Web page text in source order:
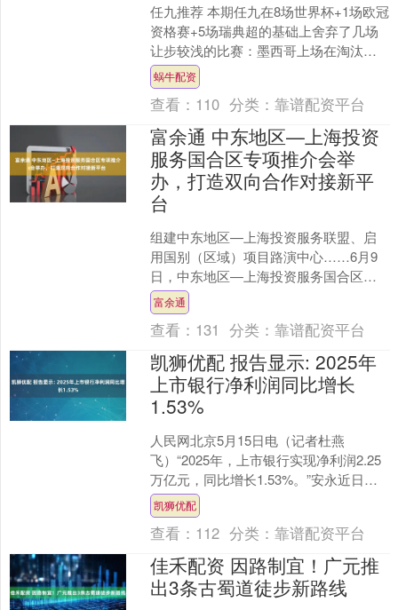
任九推荐 本期任九在8场世界杯+1场欧冠
资格赛+5场瑞典超的基础上舍弃了几场
让步较浅的比赛：墨西哥上场在淘汰赛
中2-0完胜厄瓜多尔，世界杯取得一波4连
胜，发挥很....
蜗牛配资
查看： 110 分类：靠谱配资平台
富余通 中东地区—上海投资
服务国合区专项推介会举
办，打造双向合作对接新平
台
组建中东地区—上海投资服务联盟、启
用国别（区域）项目路演中心……6月9
日，中东地区—上海投资服务国合区专
项推介会在上海东方枢纽国际商务合作
区（以下简称“国际商务....
富余通
查看： 131 分类：靠谱配资平台
凯狮优配 报告显示: 2025年
上市银行净利润同比增长
1.53%
人民网北京5月15日电（记者杜燕
飞）“2025年，上市银行实现净利润2.25
万亿元，同比增长1.53%。”安永近日发
布的《中国上市银行2025年回顾及未来
展望》....
凯狮优配
查看： 112 分类：靠谱配资平台
佳禾配资 因路制宜！广元推
出3条古蜀道徒步新路线